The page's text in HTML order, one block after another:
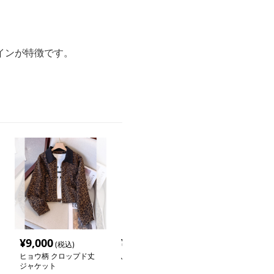
が特徴です。
¥9,000(税込)
ヒョウ柄 クロップド丈
ジャケット
¥
ふんわり襟ヒョウ柄 シ